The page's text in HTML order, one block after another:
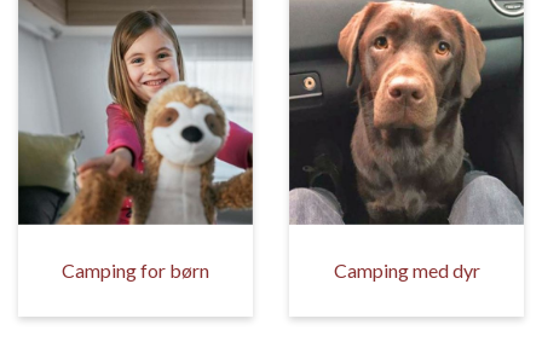
Camping for børn Camping med dyr